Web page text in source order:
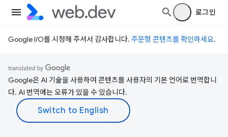
로그인
Google I/O를 시청해 주셔서 감사합니다. 주문형 콘텐츠를 확인하세요.
Google은 AI 기술을 사용하여 콘텐츠를 사용자의 기본 언어로 번역합니
다. AI 번역에는 오류가 있을 수 있습니다.